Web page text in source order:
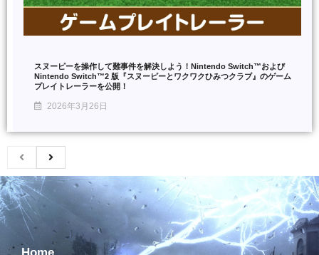
スヌーピーを操作して難事件を解決しよう！Nintendo Switch™および
Nintendo Switch™2 版『スヌーピーとワクワクひみつクラブ』のゲーム
プレイトレーラーを公開！
2026年3月26日